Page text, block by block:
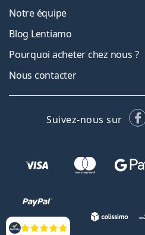
Évaluation
Notre équipe
Blog Lentiamo
Pourquoi acheter chez nous ?
Nous contacter
Suivez-nous sur